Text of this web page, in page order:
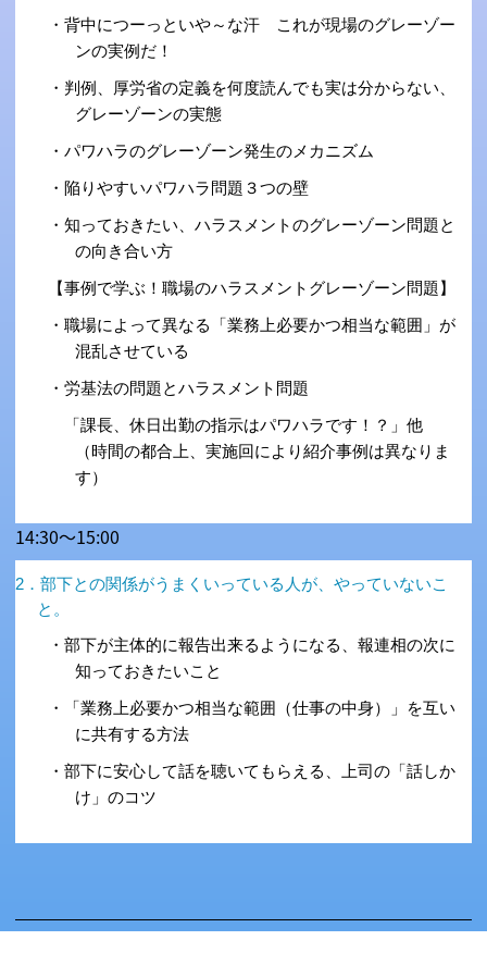
・背中につーっといや～な汗 これが現場のグレーゾー
ンの実例だ！
・判例、厚労省の定義を何度読んでも実は分からない、
グレーゾーンの実態
・パワハラのグレーゾーン発生のメカニズム
・陥りやすいパワハラ問題３つの壁
・知っておきたい、ハラスメントのグレーゾーン問題と
の向き合い方
【事例で学ぶ！職場のハラスメントグレーゾーン問題】
・職場によって異なる「業務上必要かつ相当な範囲」が
混乱させている
・労基法の問題とハラスメント問題
「課長、休日出勤の指示はパワハラです！？」他
（時間の都合上、実施回により紹介事例は異なりま
す）
14:30～15:00
2．部下との関係がうまくいっている人が、やっていないこ
と。
・部下が主体的に報告出来るようになる、報連相の次に
知っておきたいこと
・「業務上必要かつ相当な範囲（仕事の中身）」を互い
に共有する方法
・部下に安心して話を聴いてもらえる、上司の「話しか
け」のコツ